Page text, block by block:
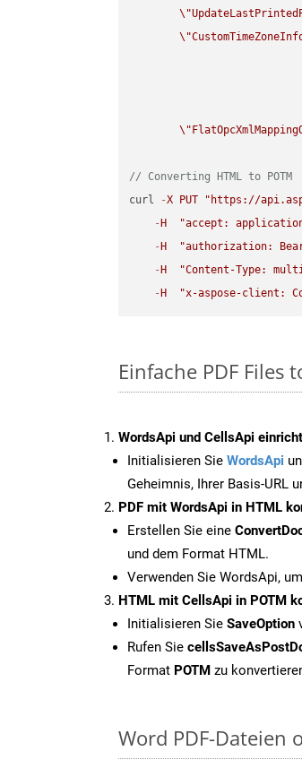
\"
\"
\"
// Converting HTML to POTM
curl
-X PUT
"https://
- H
"accept:
- H
"authorization:
- H
"Content-Type:
- H "x-aspose-client:
Einfache PDF Files
WordsApi und CellsApi
Initialisieren Sie WordsApi
Geheimnis, Ihrer Basis-URL
PDF mit WordsApi in HTML
Erstellen Sie eine
und dem Format HTML.
Verwenden Sie WordsApi,
HTML mit CellsApi in POTM
Initialisieren Sie SaveOption
Rufen Sie
Format POTM zu
Word PDF-